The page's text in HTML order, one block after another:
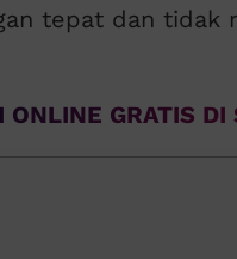
tepat dan tidak
ONLINE GRATIS DI